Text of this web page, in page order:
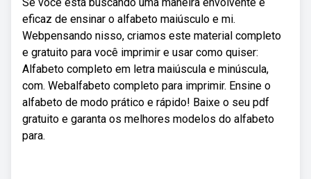
eficaz de ensinar o alfabeto maiúsculo e mi.
Webpensando nisso, criamos este material completo
e gratuito para você imprimir e usar como quiser:
Alfabeto completo em letra maiúscula e minúscula,
com. Webalfabeto completo para imprimir. Ensine o
alfabeto de modo prático e rápido! Baixe o seu pdf
gratuito e garanta os melhores modelos do alfabeto
para.